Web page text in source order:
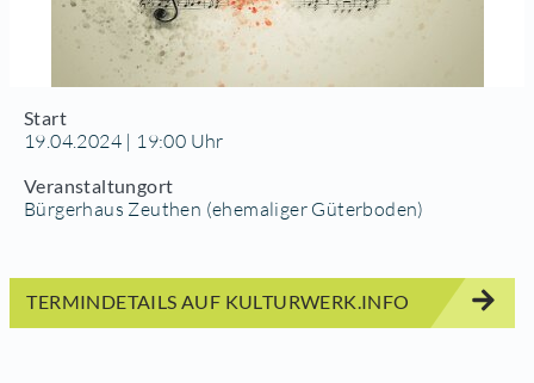
Start
19.04.2024 | 19:00 Uhr
Veranstaltungort
Bürgerhaus Zeuthen (ehemaliger Güterboden)
TERMINDETAILS AUF KULTURWERK.INFO